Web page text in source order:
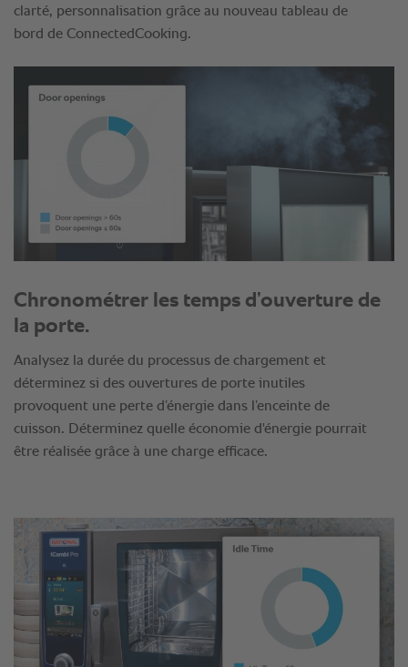
clarté, personnalisation grâce au nouveau tableau de
bord de ConnectedCooking.
Chronométrer les temps d’ouverture de
la porte.
Analysez la durée du processus de chargement et
déterminez si des ouvertures de porte inutiles
provoquent une perte d’énergie dans l’enceinte de
cuisson. Déterminez quelle économie d'énergie pourrait
être réalisée grâce à une charge efficace.